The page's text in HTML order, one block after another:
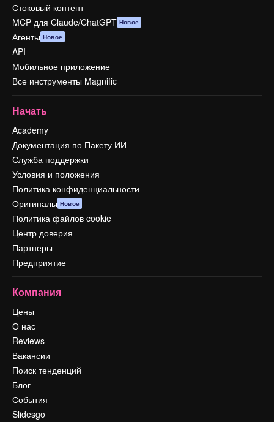
Стоковый контент
MCP для Claude/ChatGPT Новое
Агенты Новое
API
Мобильное приложение
Все инструменты Magnific
Начать
Academy
Документация по Пакету ИИ
Служба поддержки
Условия и положения
Политика конфиденциальности
Оригиналы Новое
Политика файлов cookie
Центр доверия
Партнеры
Предприятие
Компания
Цены
О нас
Reviews
Вакансии
Поиск тенденций
Блог
События
Slidesgo